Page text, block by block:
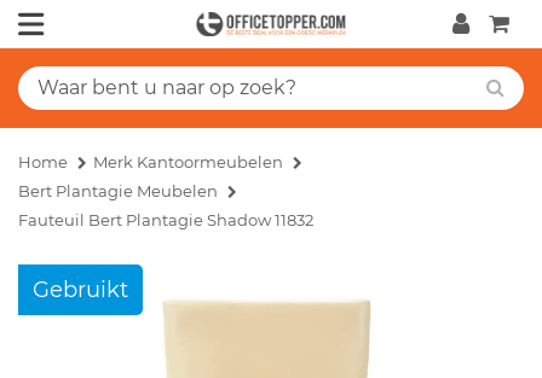
Home
Merk Kantoormeubelen
Bert Plantagie Meubelen
Fauteuil Bert Plantagie Shadow 11832
Gebruikt